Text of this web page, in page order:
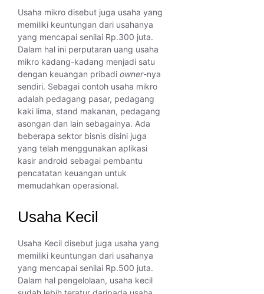
Usaha mikro disebut juga usaha yang
memiliki keuntungan dari usahanya
yang mencapai senilai Rp.300 juta.
Dalam hal ini perputaran uang usaha
mikro kadang-kadang menjadi satu
dengan keuangan pribadi owner-nya
sendiri. Sebagai contoh usaha mikro
adalah pedagang pasar, pedagang
kaki lima, stand makanan, pedagang
asongan dan lain sebagainya. Ada
beberapa sektor bisnis disini juga
yang telah menggunakan aplikasi
kasir android sebagai pembantu
pencatatan keuangan untuk
memudahkan operasional.
Usaha Kecil
Usaha Kecil disebut juga usaha yang
memiliki keuntungan dari usahanya
yang mencapai senilai Rp.500 juta.
Dalam hal pengelolaan, usaha kecil